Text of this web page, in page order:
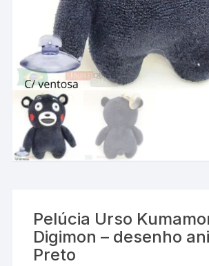
Pelúcia Urso
Digimon – desenho
Preto